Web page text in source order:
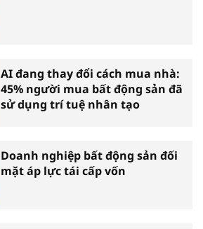
AI đang thay đổi cách mua nhà:
45% người mua bất động sản đã
sử dụng trí tuệ nhân tạo
Doanh nghiệp bất động sản đối
mặt áp lực tái cấp vốn